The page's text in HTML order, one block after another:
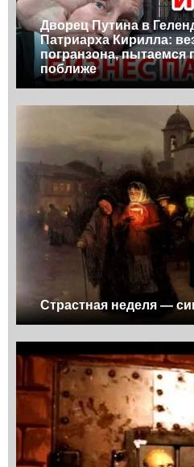
Дворец Путина в
Патриарха Кирилла:
погранзона, пытаемся
поближе
Страстная неделя —